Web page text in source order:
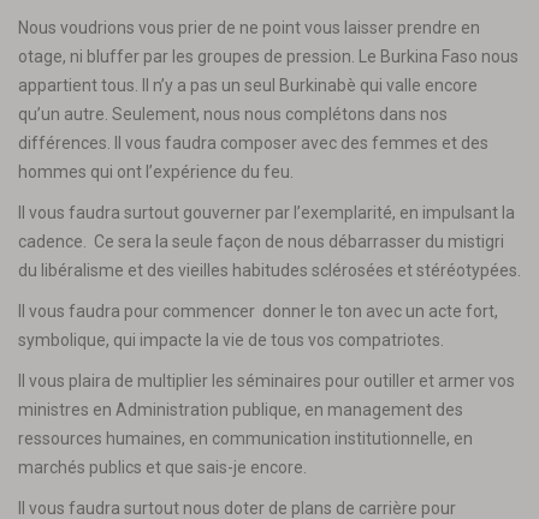
Nous voudrions vous prier de ne point vous laisser prendre en
otage, ni bluffer par les groupes de pression. Le Burkina Faso nous
appartient tous. Il n’y a pas un seul Burkinabè qui valle encore
qu’un autre. Seulement, nous nous complétons dans nos
différences. Il vous faudra composer avec des femmes et des
hommes qui ont l’expérience du feu.
Il vous faudra surtout gouverner par l’exemplarité, en impulsant la
cadence. Ce sera la seule façon de nous débarrasser du mistigri
du libéralisme et des vieilles habitudes sclérosées et stéréotypées.
Il vous faudra pour commencer donner le ton avec un acte fort,
symbolique, qui impacte la vie de tous vos compatriotes.
Il vous plaira de multiplier les séminaires pour outiller et armer vos
ministres en Administration publique, en management des
ressources humaines, en communication institutionnelle, en
marchés publics et que sais-je encore.
Il vous faudra surtout nous doter de plans de carrière pour